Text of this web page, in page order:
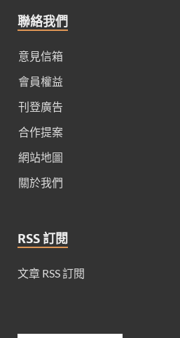
聯絡我們
意見信箱
會員權益
刊登廣告
合作提案
網站地圖
關於我們
RSS 訂閱
文章 RSS 訂閱